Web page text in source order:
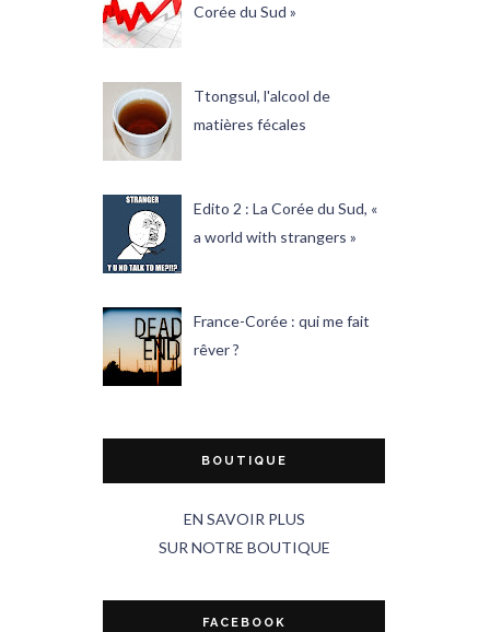
Corée du Sud »
Ttongsul, l'alcool de
matières fécales
Edito 2 : La Corée du Sud, «
a world with strangers »
France-Corée : qui me fait
rêver ?
BOUTIQUE
EN SAVOIR PLUS
SUR NOTRE BOUTIQUE
FACEBOOK